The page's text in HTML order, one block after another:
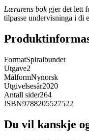
Lærarens bokgjer det lett
tilpasse undervisninga i di
FormatSpiralbundet
Utgave2
MålformNynorsk
Utgivelsesår2020
Antall sider264
ISBN9788205527522
Du vil kanskje